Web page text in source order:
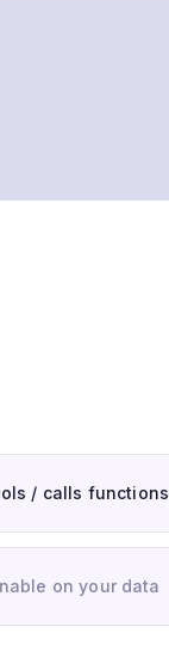
/ calls functions
on your data